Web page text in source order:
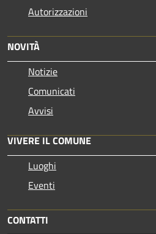
Autorizzazioni
NOVITÀ
Notizie
Comunicati
Avvisi
VIVERE IL COMUNE
Luoghi
Eventi
CONTATTI